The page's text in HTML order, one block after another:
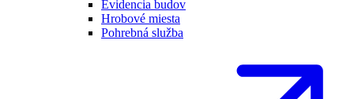
Evidencia budov
Hrobové miesta
Pohrebná služba